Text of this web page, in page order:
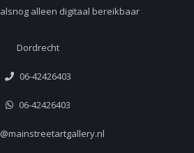
alleen digitaal bereikbaar
Dordrecht
06-42426403
06-42426403